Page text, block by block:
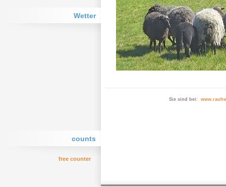
Wetter
counts
free counter
Sie sind bei: